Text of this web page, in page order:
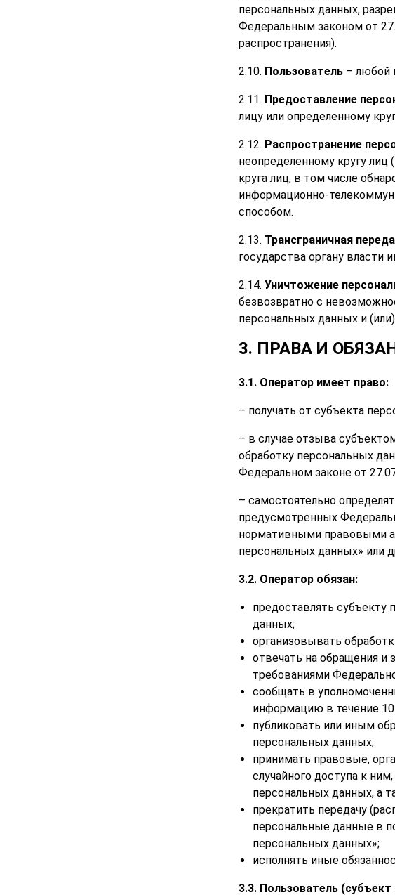
персональных данных,
Федеральным законом от
распространения).
2.10. Пользователь – любой
2.11. Предоставление
лицу или определенному
2.12. Распространение
неопределенному кругу
круга лиц, в том числе
информационно-
способом.
2.13. Трансграничная
государства органу власти
2.14. Уничтожение
безвозвратно с
персональных данных и
3. ПРАВА И
3.1. Оператор имеет право:
– получать от субъекта
– в случае отзыва
обработку персональных
Федеральном законе от
– самостоятельно
предусмотренных
нормативными правовыми
персональных данных» или
3.2. Оператор обязан:
предоставлять
данных;
организовывать
отвечать на обращения и
требованиями
сообщать в
информацию в течение 10
публиковать или иным
персональных данных;
принимать правовые,
случайного доступа к
персональных данных, а
прекратить передачу
персональные данные в
персональных данных»;
исполнять иные
3.3. Пользователь